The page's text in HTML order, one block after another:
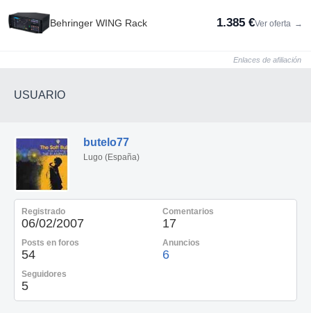
Behringer WING Rack 1.385 €Ver oferta →
Enlaces de afiliación
USUARIO
butelo77
Lugo (España)
Registrado
06/02/2007
Comentarios
17
Posts en foros
54
Anuncios
6
Seguidores
5